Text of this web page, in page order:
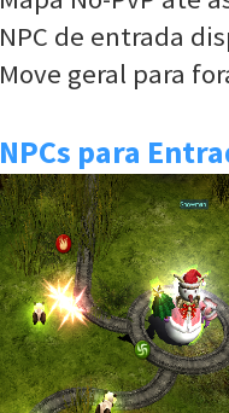
NPC de entrada
Move geral para
NPCs para